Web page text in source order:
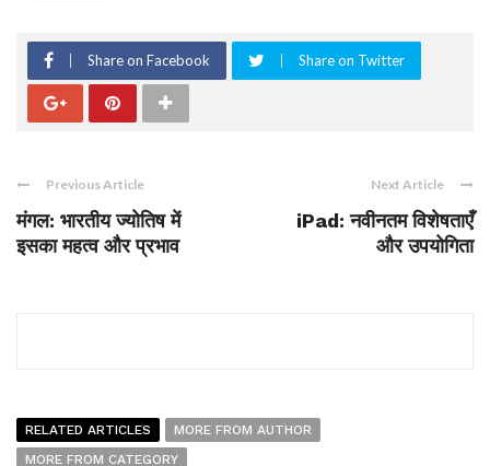
Share on Facebook Share on Twitter
Previous Article
मंगल: भारतीय ज्योतिष में
इसका महत्व और प्रभाव
Next Article
iPad: नवीनतम विशेषताएँ
और उपयोगिता
RELATED ARTICLES
MORE FROM AUTHOR
MORE FROM CATEGORY